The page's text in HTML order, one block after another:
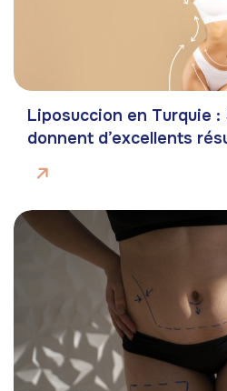
Liposuccion en Turquie :
donnent d’excellents